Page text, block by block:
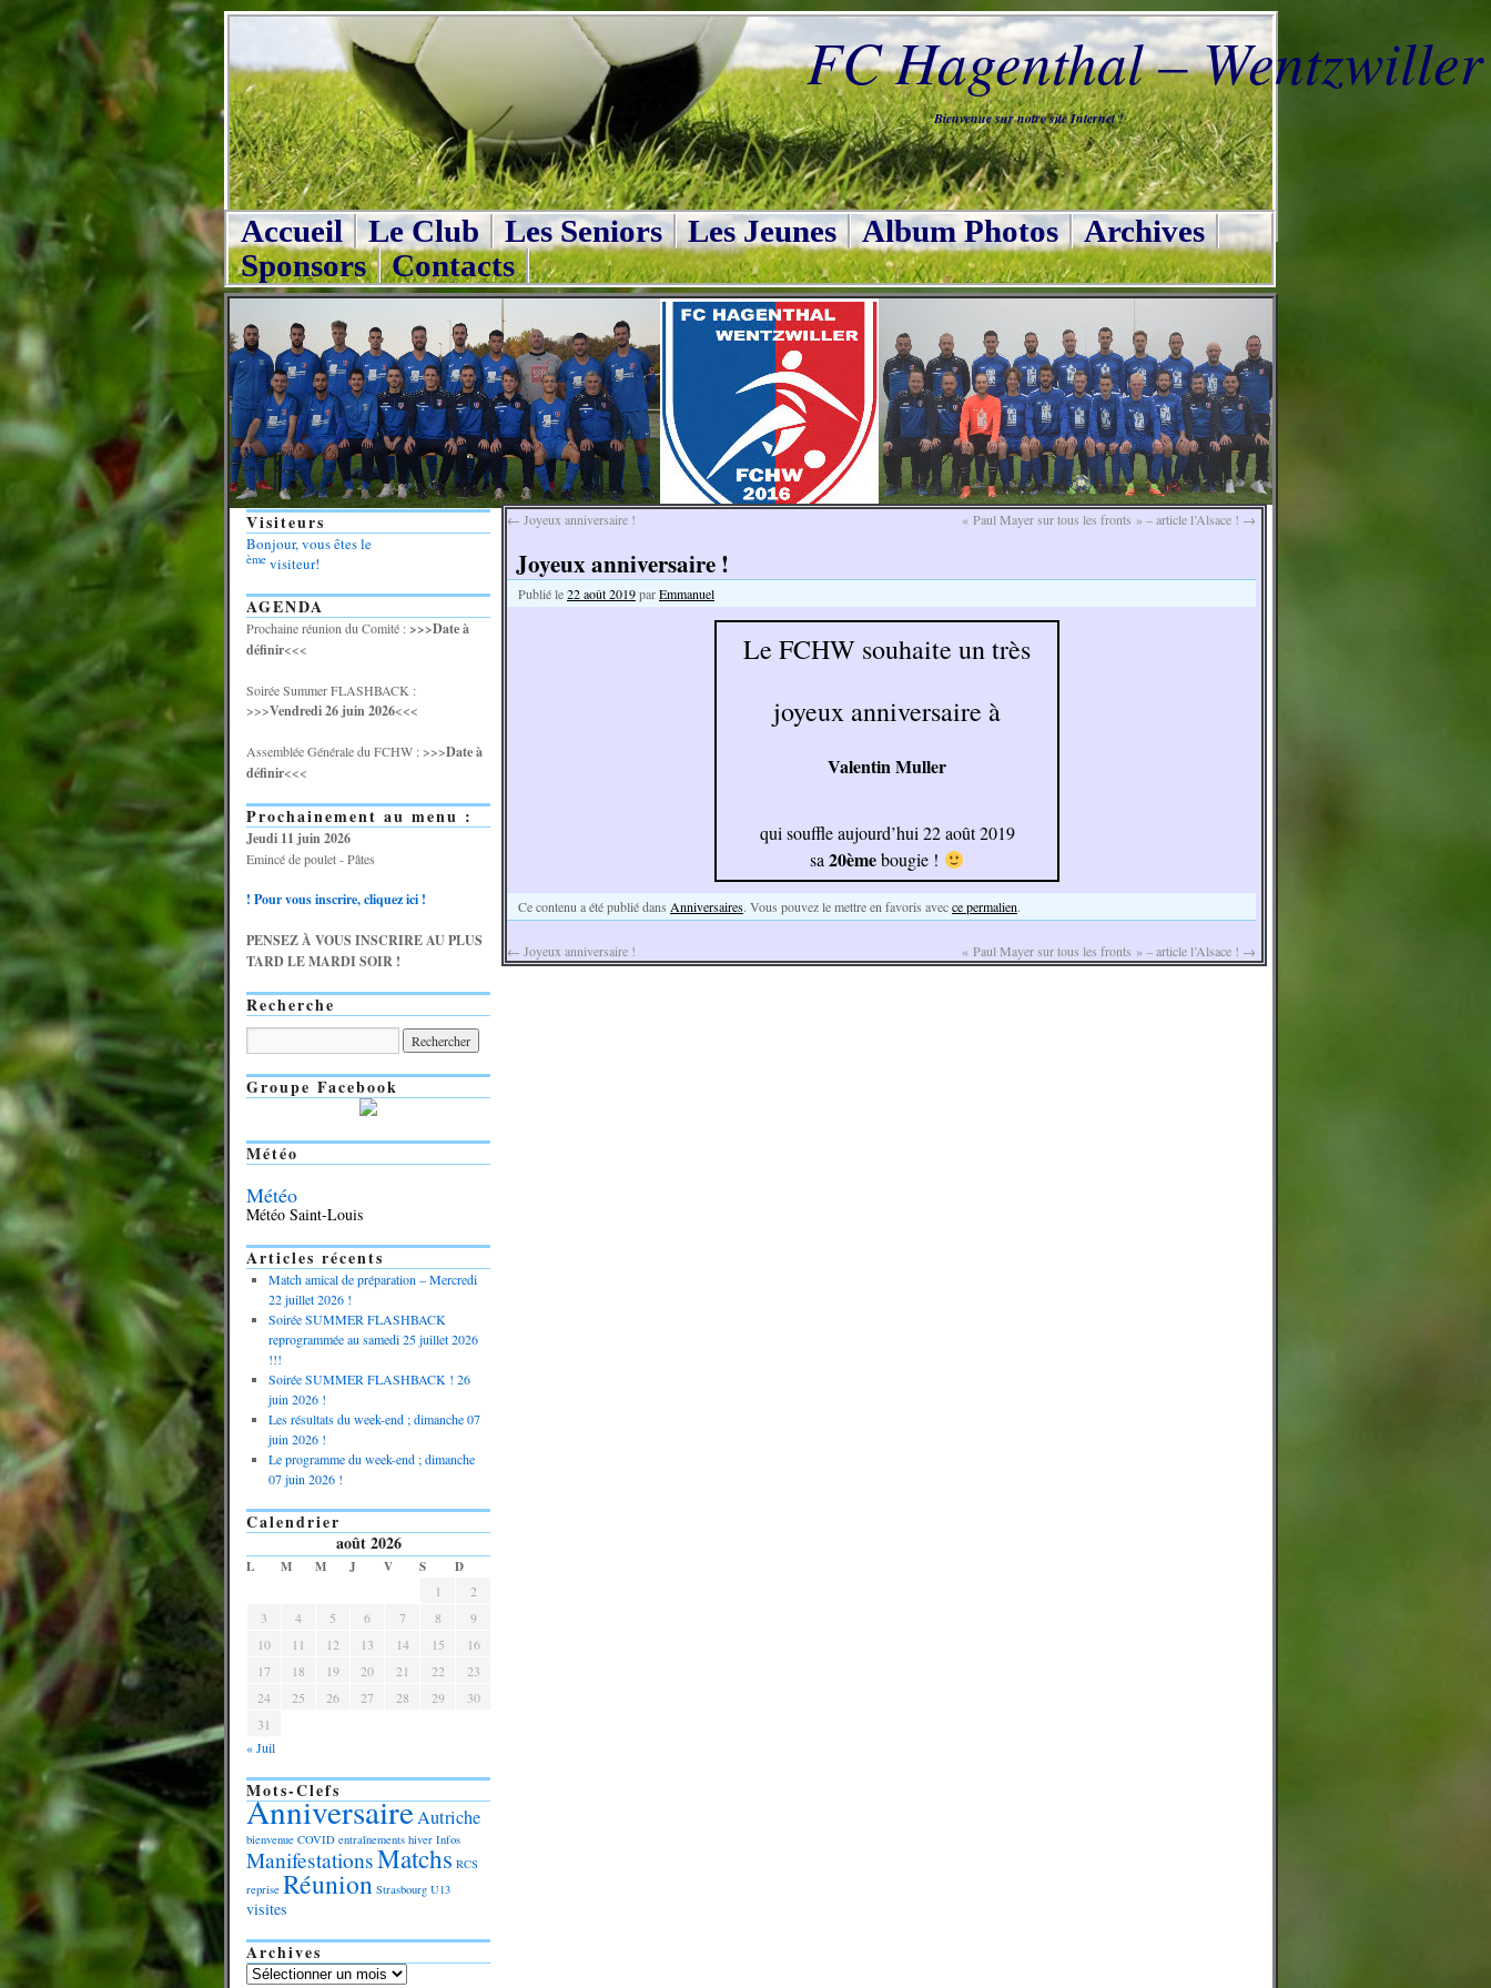
FC Hagenthal – Wentzwiller
Bienvenue sur notre site Internet !
Accueil Le Club Les Seniors Les Jeunes Album Photos
Archives
Sponsors
Contacts
← Joyeux anniversaire ! « Paul Mayer sur tous les fronts » – article l’Alsace ! →
Joyeux anniversaire !
Publié le22 août 2019parEmmanuel
Le FCHW souhaite un très
joyeux anniversaire à
Valentin Muller
qui souffle aujourd’hui 22 août 2019
sa20èmebougie !
Ce contenu a été publié dans Anniversaires. Vous pouvez le mettre en favoris avecce permalien.
← Joyeux anniversaire ! « Paul Mayer sur tous les fronts » – article l’Alsace ! →
Visiteurs
Bonjour, vous êtes le
ème visiteur!
AGENDA
Prochaine réunion du Comité :>>>Date à
définir<<<
Soirée Summer FLASHBACK :
>>>Vendredi 26 juin 2026<<<
Assemblée Générale du FCHW : >>>Date à
définir<<<
Prochainement au menu :
Jeudi 11 juin 2026
Emincé de poulet - Pâtes
! Pour vous inscrire, cliquez ici !
PENSEZ À VOUS INSCRIRE AU PLUS
TARD LE MARDI SOIR !
Recherche
Groupe Facebook
Météo
Météo
Météo Saint-Louis
Articles récents
Match amical de préparation – Mercredi
22 juillet 2026 !
Soirée SUMMER FLASHBACK
reprogrammée au samedi 25 juillet 2026
!!!
Soirée SUMMER FLASHBACK ! 26
juin 2026 !
Les résultats du week-end ; dimanche 07
juin 2026 !
Le programme du week-end ; dimanche
07 juin 2026 !
Calendrier
août 2026
L M M J V S
D
1
2
3
4 5 6 7 8
9
10
11 12 13 14 15
16
17
18 19 20 21 22
23
24
25 26 27 28 29
30
31
« Juil
Mots-Clefs
AnniversaireAutriche
bienvenue COVID entraînements hiver Infos
ManifestationsMatchs RCS
reprise Réunion Strasbourg U13
visites
Archives